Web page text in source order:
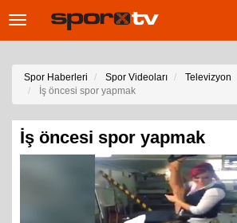
Toggle
Spor Haberleri Spor Videoları
Televizyon
İş öncesi spor yapmak
İş öncesi spor yapmak